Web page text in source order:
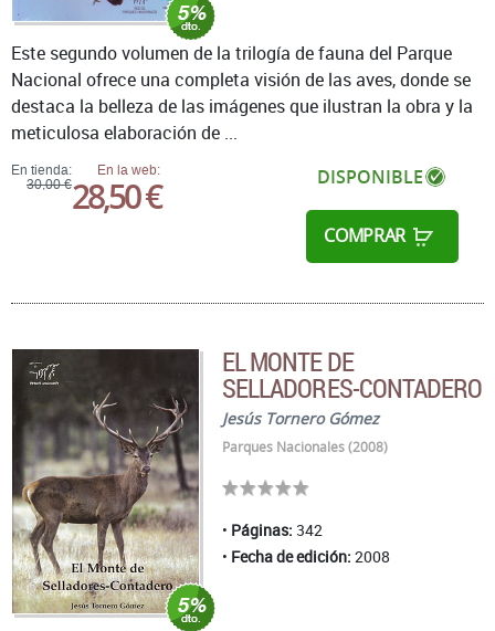
En tienda:
30,00 €
En la web:
28,50 € DISPONIBLE
COMPRAR
Este segundo volumen de la trilogía de fauna del Parque
Nacional ofrece una completa visión de las aves, donde se
destaca la belleza de las imágenes que ilustran la obra y la
meticulosa elaboración de ...
EL MONTE DE
SELLADORES-CONTADERO
Jesús Tornero Gómez
Parques Nacionales (2008)
Páginas: 342
Fecha de edición: 2008